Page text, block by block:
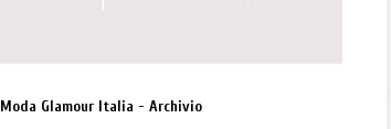
Moda Glamour Italia - Archivio